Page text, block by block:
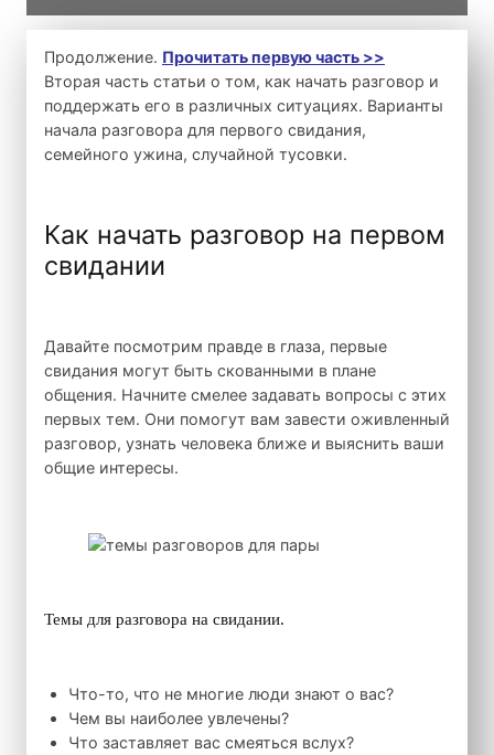
Продолжение. Прочитать первую часть >>
Вторая часть статьи о том, как начать разговор и
поддержать его в различных ситуациях. Варианты
начала разговора для первого свидания,
семейного ужина, случайной тусовки.
Как начать разговор на первом
свидании
Давайте посмотрим правде в глаза, первые
свидания могут быть скованными в плане
общения. Начните смелее задавать вопросы с этих
первых тем. Они помогут вам завести оживленный
разговор, узнать человека ближе и выяснить ваши
общие интересы.
Темы для разговора на свидании.
Что-то, что не многие люди знают о вас?
Чем вы наиболее увлечены?
Что заставляет вас смеяться вслух?